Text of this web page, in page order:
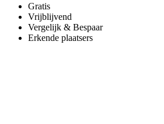
Gratis
Vrijblijvend
Vergelijk & Bespaar
Erkende plaatsers